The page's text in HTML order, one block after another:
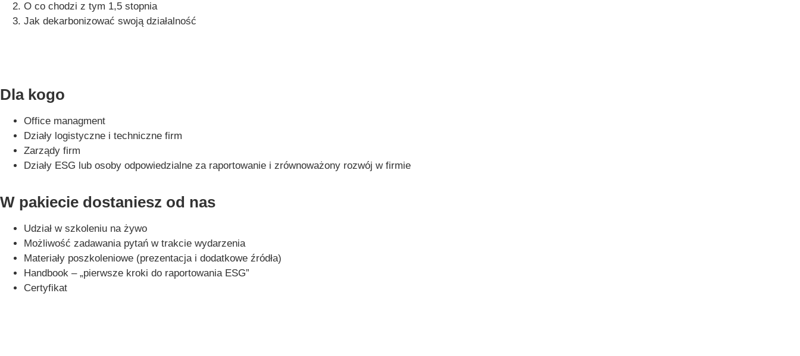
O co chodzi z tym 1,5 stopnia
Jak dekarbonizować swoją działalność
Dla kogo
Office managment
Działy logistyczne i techniczne firm
Zarządy firm
Działy ESG lub osoby odpowiedzialne za raportowanie i zrównoważony rozwój w firmie
W pakiecie dostaniesz od nas
Udział w szkoleniu na żywo
Możliwość zadawania pytań w trakcie wydarzenia
Materiały poszkoleniowe (prezentacja i dodatkowe źródła)
Handbook – „pierwsze kroki do raportowania ESG”
Certyfikat